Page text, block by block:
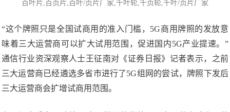
百叶片 ,百页片,百叶/页片厂家,千叶轮, 千页轮 ,千叶/页片厂家
“这个牌照只是全国试商用的准入门槛，5G商用牌照的发放意
味着三大运营商可以扩大试用范围，促进国内5G产业提速。”
通信行业资深观察人士王征南对《证券日报》记者表示，之前
三大运营商已经遴选多省市进行了5G组网的尝试，牌照下发后
三大运营商会扩增试商用范围。